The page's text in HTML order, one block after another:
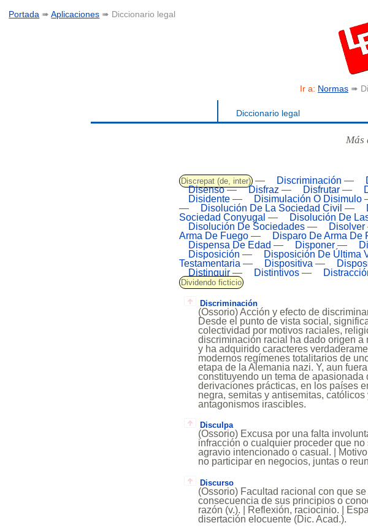
Portada ➠Aplicaciones ➠ Diccionario legal
Ir a: Normas ➠
Diccionario legal
Más
Discrepat (de, inter) — Discriminación —
Disenso— Disfraz — Disfrutar —
Disidente — Disimulación O Disimulo
—
Disolución De La Sociedad Civil —
Sociedad Conyugal — Disolución De
Disolución De Sociedades — Disolver
Arma De Fuego — Disparo De Arma De
Dispensa De Edad — Disponer —
Disposición — Disposición De Última
Testamentaria — Dispositiva —
Distinguir — Distintivos —
Dividendo ficticio
Discriminación
(Ossorio) Acción y efecto de
Desde el punto de vista social,
colectividad por motivos raciales,
discriminación racial ha dado origen
y ha adquirido caracteres
modernos regímenes totalitarios de
etapa de la Alemania nazi. Y, aun
constituyendo un tema de
derivaciones prácticas, en los países
negra, semitas y antisemitas,
antagonismos irascibles.
Disculpa
(Ossorio) Excusa por una falta
infracción o cualquier proceder que
agravio intencionado o casual. |
no participar en negocios, juntas o
Discurso
(Ossorio) Facultad racional con que
consecuencia de sus principios o
razón (v.). | Reflexión, raciocinio. |
disertación elocuente (Dic. Acad.).